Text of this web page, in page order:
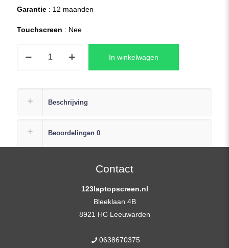
Garantie : 12 maanden
Touchscreen : Nee
In winkelwagen
Beschrijving
Beoordelingen 0
Contact
123laptopscreen.nl
Bleeklaan 4B
8921 HC Leeuwarden
0638670375